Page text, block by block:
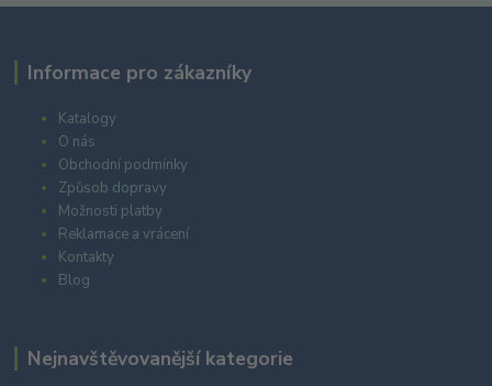
Informace pro zákazníky
Katalogy
O nás
Obchodní podmínky
Způsob dopravy
Možnosti platby
Reklamace a vrácení
Kontakty
Blog
Nejnavštěvovanější kategorie